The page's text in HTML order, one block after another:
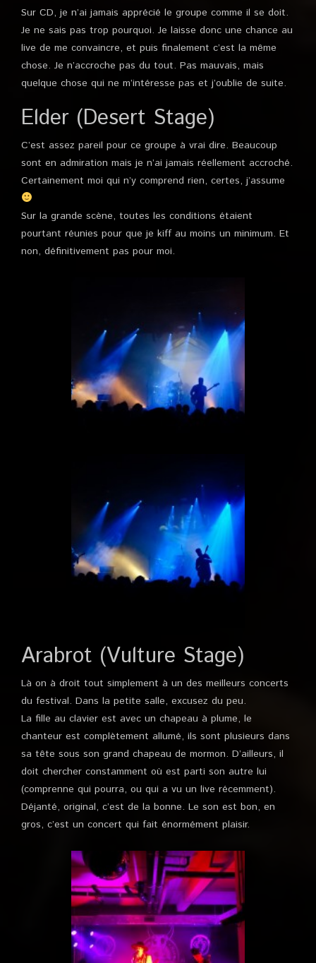
Sur CD, je n’ai jamais apprécié le groupe comme il se doit.
Je ne sais pas trop pourquoi. Je laisse donc une chance au
live de me convaincre, et puis finalement c’est la même
chose. Je n’accroche pas du tout. Pas mauvais, mais
quelque chose qui ne m’intéresse pas et j’oublie de suite.
Elder (Desert Stage)
C’est assez pareil pour ce groupe à vrai dire. Beaucoup
sont en admiration mais je n’ai jamais réellement accroché.
Certainement moi qui n’y comprend rien, certes, j’assume
Sur la grande scène, toutes les conditions étaient
pourtant réunies pour que je kiff au moins un minimum. Et
non, définitivement pas pour moi.
Arabrot (Vulture Stage)
Là on à droit tout simplement à un des meilleurs concerts
du festival. Dans la petite salle, excusez du peu.
La fille au clavier est avec un chapeau à plume, le
chanteur est complètement allumé, ils sont plusieurs dans
sa tête sous son grand chapeau de mormon. D’ailleurs, il
doit chercher constamment où est parti son autre lui
(comprenne qui pourra, ou qui a vu un live récemment).
Déjanté, original, c’est de la bonne. Le son est bon, en
gros, c’est un concert qui fait énormément plaisir.